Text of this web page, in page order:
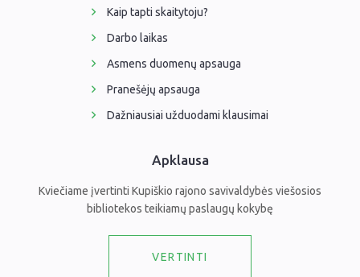
Kaip tapti skaitytoju?
Darbo laikas
Asmens duomenų apsauga
Pranešėjų apsauga
Dažniausiai užduodami klausimai
Apklausa
Kviečiame įvertinti Kupiškio rajono savivaldybės viešosios
bibliotekos teikiamų paslaugų kokybę
VERTINTI